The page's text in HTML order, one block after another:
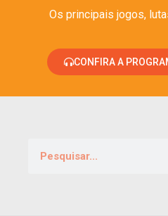
Os principais jogos,
CONFIRA A